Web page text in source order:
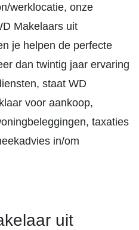
werklocatie, onze
Makelaars uit
je helpen de perfecte
dan twintig jaar ervaring
staat WD
voor aankoop,
taxaties
in/om
uit